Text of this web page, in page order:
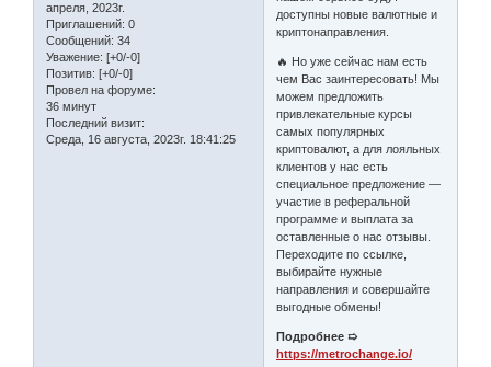
апреля, 2023г.
Приглашений: 0
Сообщений: 34
Уважение: [+0/-0]
Позитив: [+0/-0]
Провел на форуме:
36 минут
Последний визит:
Среда, 16 августа, 2023г. 18:41:25
доступны новые валютные и
криптонаправления.
🔥 Но уже сейчас нам есть
чем Вас заинтересовать! Мы
можем предложить
привлекательные курсы
самых популярных
криптовалют, а для лояльных
клиентов у нас есть
специальное предложение —
участие в реферальной
программе и выплата за
оставленные о нас отзывы.
Переходите по ссылке,
выбирайте нужные
направления и совершайте
выгодные обмены!
Подробнее ➯
https://metrochange.io/